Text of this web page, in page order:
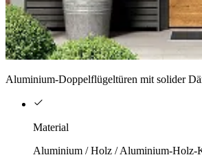
Aluminium-Doppelflügeltüren mit solider
Material
Aluminium / Holz / Aluminium-Holz-